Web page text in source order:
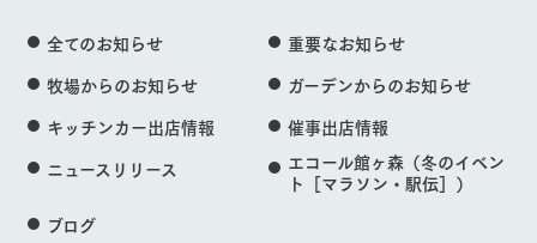
全てのお知らせ
重要なお知らせ
牧場からのお知らせ
ガーデンからのお知らせ
キッチンカー出店情報
催事出店情報
ニュースリリース
エコール館ヶ森（冬のイベン
ト［マラソン・駅伝］）
ブログ